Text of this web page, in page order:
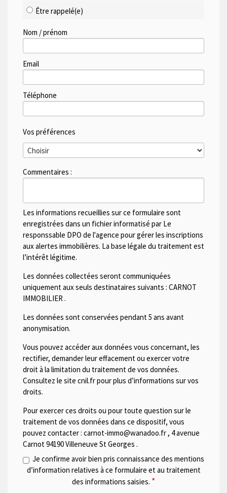
Être rappelé(e)
Nom / prénom
Email
Téléphone
Vos préférences
Commentaires :
Les informations recueillies sur ce formulaire sont
enregistrées dans un fichier informatisé par Le
responssable DPO de l'agence pour gérer les inscriptions
aux alertes immobilières. La base légale du traitement est
l’intérêt légitime.
Les données collectées seront communiquées
uniquement aux seuls destinataires suivants : CARNOT
IMMOBILIER .
Les données sont conservées pendant 5 ans avant
anonymisation.
Vous pouvez accéder aux données vous concernant, les
rectifier, demander leur effacement ou exercer votre
droit à la limitation du traitement de vos données.
Consultez le site cnil.fr pour plus d’informations sur vos
droits.
Pour exercer ces droits ou pour toute question sur le
traitement de vos données dans ce dispositif, vous
pouvez contacter : carnot-immo@wanadoo.fr, 4 avenue
Carnot 94190 Villeneuve St Georges .
Je confirme avoir bien pris connaissance des mentions
d’information relatives à ce formulaire et au traitement
des informations saisies. *